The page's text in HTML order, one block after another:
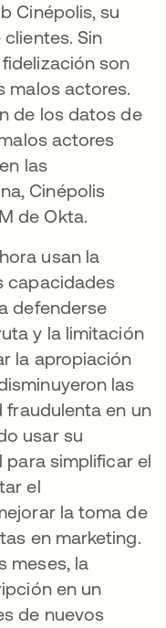
Cinépolis, su
Sin
son
malos actores.
de los datos de
actores
las
Cinépolis
de Okta.
usan la
capacidades
defenderse
y la limitación
la apropiación
las
fraudulenta en un
usar su
simplificar el
el
la toma de
en marketing.
meses, la
en un
de nuevos